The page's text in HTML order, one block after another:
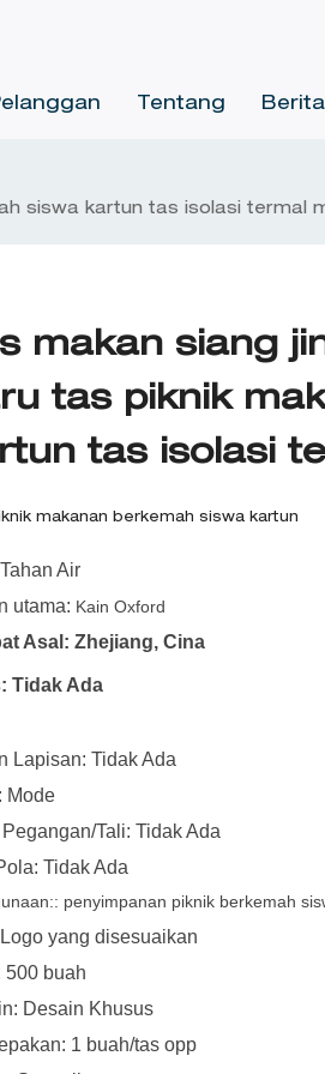
Tentang
siswa kartun tas isolasi termal
makan siang
tas piknik
tas isolasi
makanan berkemah siswa kartun
Air
utama: Kain Oxford
Asal: Zhejiang, Cina
Tidak Ada
Lapisan: Tidak Ada
Mode
Tali: Tidak Ada
Tidak Ada
penyimpanan piknik berkemah
yang disesuaikan
500 buah
Desain Khusus
1 buah/tas opp